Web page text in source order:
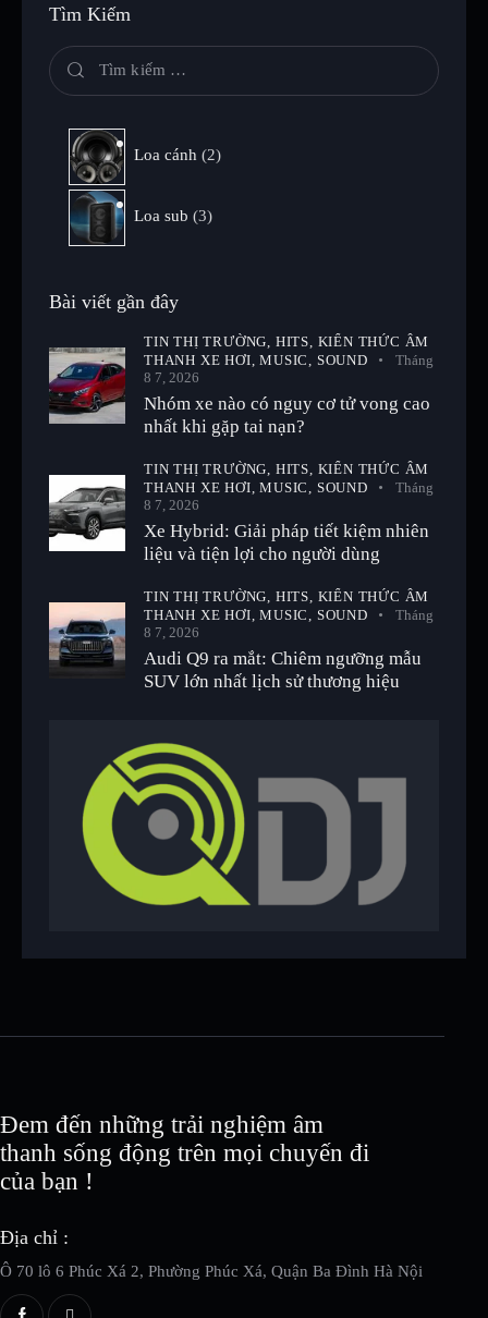
Tìm Kiếm
Loa cánh 2
Loa sub 3
Bài viết gần đây
TIN THỊ TRƯỜNG, HITS, KIẾN THỨC ÂM
THANH XE HƠI,MUSIC, SOUND
Tháng
8 7, 2026
Nhóm xe nào có nguy cơ tử vong cao
nhất khi gặp tai nạn?
TIN THỊ TRƯỜNG, HITS, KIẾN THỨC ÂM
THANH XE HƠI,MUSIC, SOUND
Tháng
8 7, 2026
Xe Hybrid: Giải pháp tiết kiệm nhiên
liệu và tiện lợi cho người dùng
TIN THỊ TRƯỜNG, HITS, KIẾN THỨC ÂM
THANH XE HƠI,MUSIC, SOUND
Tháng
8 7, 2026
Audi Q9 ra mắt: Chiêm ngưỡng mẫu
SUV lớn nhất lịch sử thương hiệu
Đem đến những trải nghiệm âm
thanh sống động trên mọi chuyến đi
của bạn !
Địa chỉ :
Ô 70 lô 6 Phúc Xá 2, Phường Phúc Xá, Quận Ba Đình Hà Nội